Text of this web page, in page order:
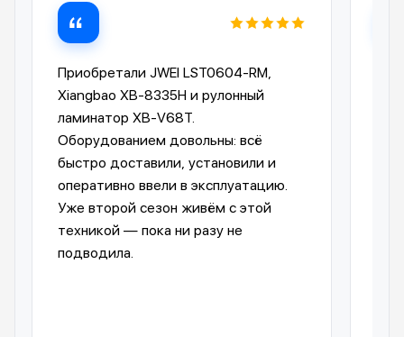
Приобретали JWEI LST0604-RM,
Xiangbao XB-8335H и рулонный
ламинатор XB-V68T.
Оборудованием довольны: всё
быстро доставили, установили и
оперативно ввели в эксплуатацию.
Уже второй сезон живём с этой
техникой — пока ни разу не
подводила.